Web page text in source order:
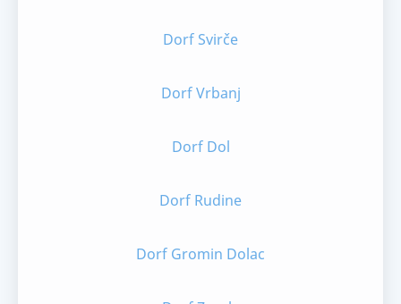
Dorf Svirče
Dorf Vrbanj
Dorf Dol
Dorf Rudine
Dorf Gromin Dolac